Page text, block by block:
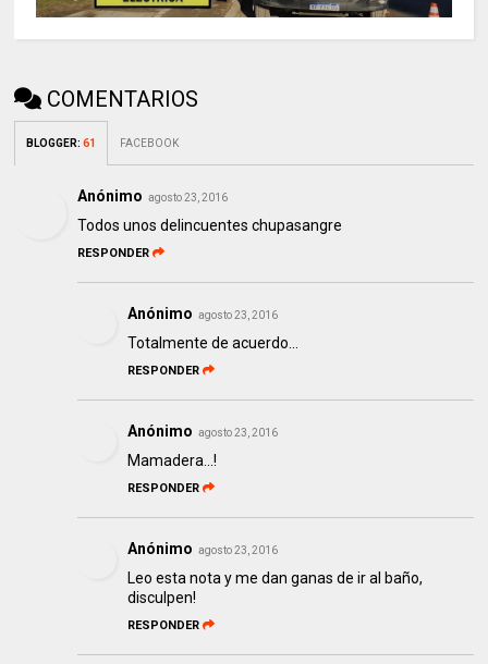
COMENTARIOS
BLOGGER:61 FACEBOOK
Anónimo agosto 23, 2016
Todos unos delincuentes chupasangre
RESPONDER
Anónimo agosto 23, 2016
Totalmente de acuerdo...
RESPONDER
Anónimo agosto 23, 2016
Mamadera...!
RESPONDER
Anónimo agosto 23, 2016
Leo esta nota y me dan ganas de ir al baño,
disculpen!
RESPONDER